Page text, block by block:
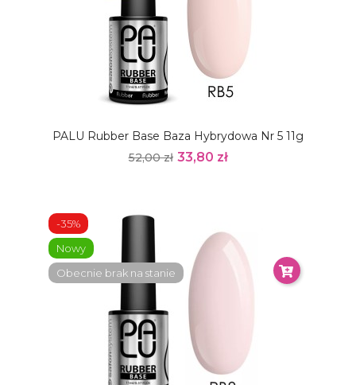
PALU Rubber Base Baza Hybrydowa Nr 5 11g
52,00 zł 33,80 zł
-35%
Nowy
Obecnie brak na stanie